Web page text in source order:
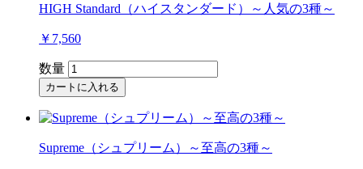
HIGH Standard（ハイスタンダード）～人気の3種～
￥7,560
数量
カートに入れる
Supreme（シュプリーム）～至高の3種～